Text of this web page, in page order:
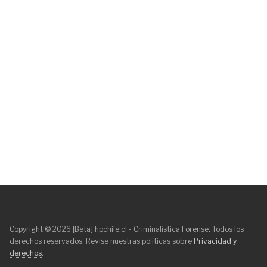
Copyright © 2026 [Beta] hpchile.cl - Criminalística Forense. Todos los
derechos reservados. Revise nuestras politicas sobre Privacidad y
derechos